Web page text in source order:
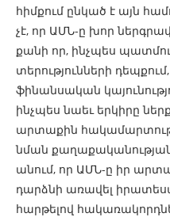
հիմքում ընկած է այն
չէ, որ ԱՄՆ-ը խոր
քանի որ, ինչպես
տերությունների
ֆինանսական
ինչպես նաեւ երկիրը
արտաքին
նման
անում, որ ԱՄՆ-ը իր
դարձնի առավել
հարթելով